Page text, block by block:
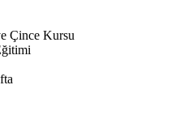
Çince Kursu